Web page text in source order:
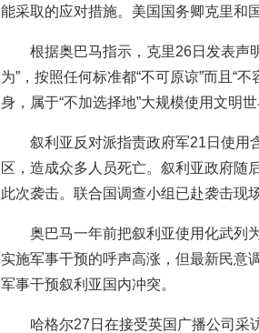
能采取的应对措施。美国国务卿克里和
根据奥巴马指示，克里26日发表声
为”，按照任何标准都“不可原谅”而且“
身，属于“不加选择地”大规模使用文明
叙利亚反对派指责政府军21日使用
区，造成众多人员死亡。叙利亚政府随
此次袭击。联合国调查小组已赴袭击现
奥巴马一年前把叙利亚使用化武列
实施军事干预的呼声高涨，但最新民意
军事干预叙利亚国内冲突。
哈格尔27日在接受英国广播公司采